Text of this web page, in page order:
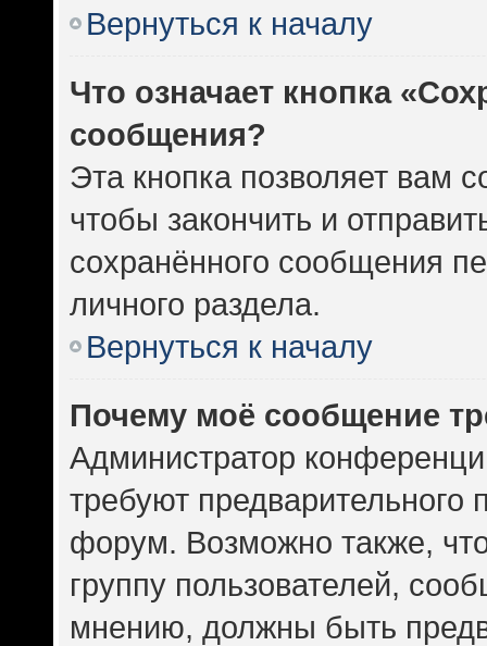
Вернуться к началу
Что означает кнопка
сообщения?
Эта кнопка позволяет вам
чтобы закончить и
сохранённого сообщения
личного раздела.
Вернуться к началу
Почему моё сообщение
Администратор
требуют предварительного
форум. Возможно также,
группу пользователей,
мнению, должны быть